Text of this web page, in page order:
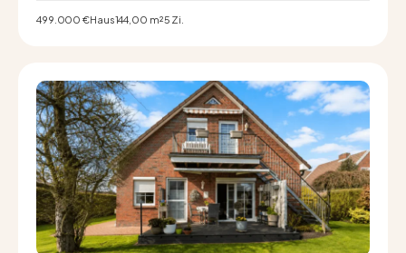
Sonnenlage
499.000 €Haus144,00 m²5 Zi.